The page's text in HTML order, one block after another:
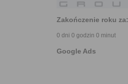
Zakończenie roku za:
0 dni 0 godzin 0 minut
Google Ads